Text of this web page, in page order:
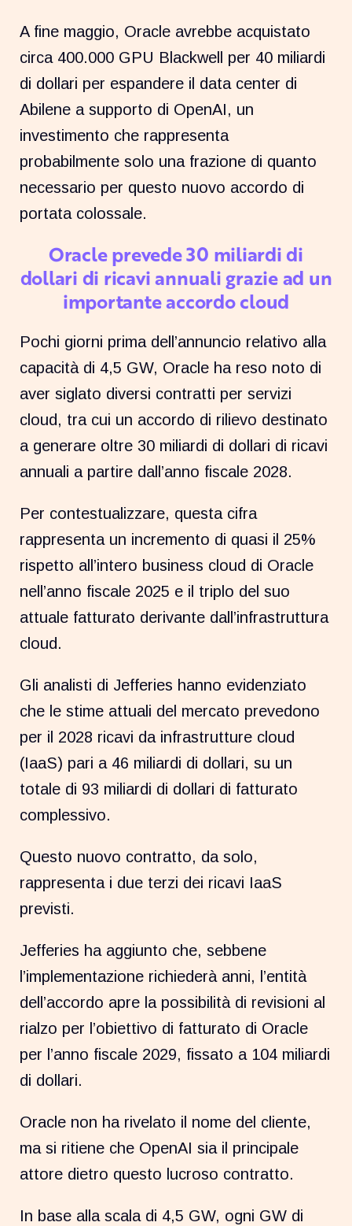
A fine maggio, Oracle avrebbe acquistato
circa 400.000 GPU Blackwell per 40 miliardi
di dollari per espandere il data center di
Abilene a supporto di OpenAI, un
investimento che rappresenta
probabilmente solo una frazione di quanto
necessario per questo nuovo accordo di
portata colossale.
Oracle prevede 30 miliardi di
dollari di ricavi annuali grazie ad un
importante accordo cloud
Pochi giorni prima dell’annuncio relativo alla
capacità di 4,5 GW, Oracle ha reso noto di
aver siglato diversi contratti per servizi
cloud, tra cui un accordo di rilievo destinato
a generare oltre 30 miliardi di dollari di ricavi
annuali a partire dall’anno fiscale 2028.
Per contestualizzare, questa cifra
rappresenta un incremento di quasi il 25%
rispetto all’intero business cloud di Oracle
nell’anno fiscale 2025 e il triplo del suo
attuale fatturato derivante dall’infrastruttura
cloud.
Gli analisti di Jefferies hanno evidenziato
che le stime attuali del mercato prevedono
per il 2028 ricavi da infrastrutture cloud
(IaaS) pari a 46 miliardi di dollari, su un
totale di 93 miliardi di dollari di fatturato
complessivo.
Questo nuovo contratto, da solo,
rappresenta i due terzi dei ricavi IaaS
previsti.
Jefferies ha aggiunto che, sebbene
l’implementazione richiederà anni, l’entità
dell’accordo apre la possibilità di revisioni al
rialzo per l’obiettivo di fatturato di Oracle
per l’anno fiscale 2029, fissato a 104 miliardi
di dollari.
Oracle non ha rivelato il nome del cliente,
ma si ritiene che OpenAI sia il principale
attore dietro questo lucroso contratto.
In base alla scala di 4,5 GW, ogni GW di